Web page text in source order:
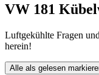
VW 181
Luftgekühlte Fragen
herein!
Alle als gelesen